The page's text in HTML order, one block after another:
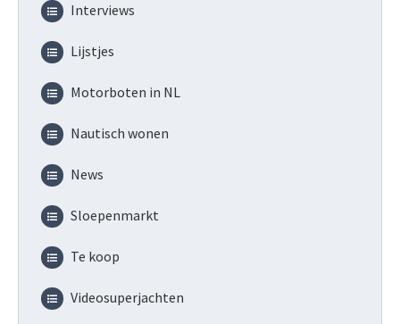
Interviews
Lijstjes
Motorboten in NL
Nautisch wonen
News
Sloepenmarkt
Te koop
Videosuperjachten